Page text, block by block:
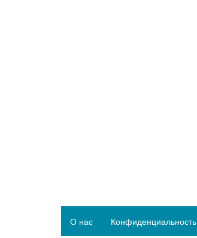
О нас Конфиденциальность